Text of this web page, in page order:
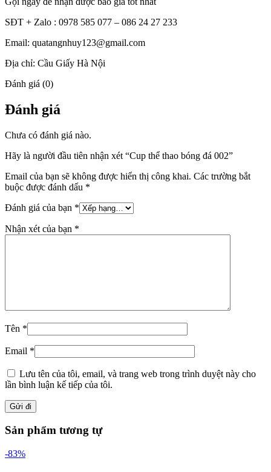
SĐT + Zalo : 0978 585 077 – 086 24 27 233
Email: quatangnhuy123@gmail.com
Địa chỉ: Cầu Giấy Hà Nội
Đánh giá (0)
Đánh giá
Chưa có đánh giá nào.
Hãy là người đầu tiên nhận xét “Cup thể thao bóng đá 002”
Email của bạn sẽ không được hiển thị công khai. Các trường bắt
buộc được đánh dấu *
Đánh giá của bạn *
Nhận xét của bạn *
Tên *
Email *
Lưu tên của tôi, email, và trang web trong trình duyệt này cho
lần bình luận kế tiếp của tôi.
Sản phẩm tương tự
-83%